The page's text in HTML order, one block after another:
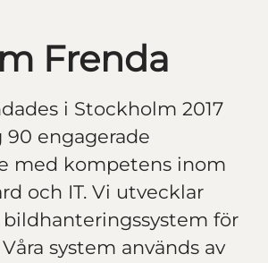
Frenda
i Stockholm 2017
90 engagerade
med kompetens inom
och IT. Vi utvecklar
för
system används av